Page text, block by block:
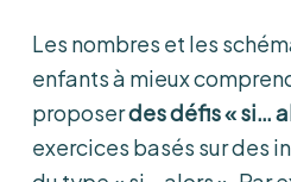
Les nombres et les
enfants à mieux
proposerdes défis « si…
exercices basés sur des